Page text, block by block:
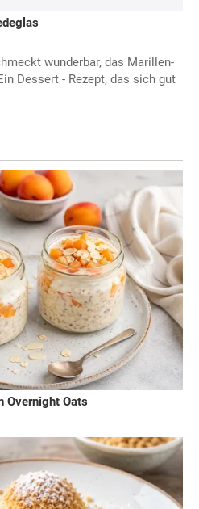
wunderbar, das Marillen-
Dessert - Rezept, das sich gut
Overnight Oats